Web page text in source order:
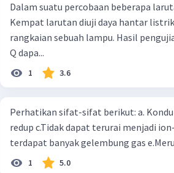
Dalam suatu percobaan beberapa
Kempat larutan diuji daya hantar
rangkaian sebuah lampu. Hasil
Q dapa...
1 3.6
Perhatikan sifat-sifat berikut: a. Konduktor b.Menyalakan lampu
redup c.Tidak dapat terurai menjadi ion-ion d.Pada kedua elektroda
terdapat
1 5.0